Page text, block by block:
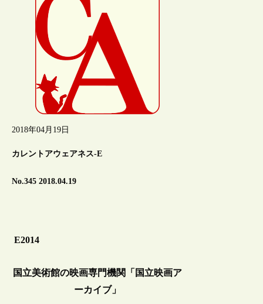
2018年04月19日
カレントアウェアネス-E
No.345 2018.04.19
E2014
国立美術館の映画専門機関「国立映画ア
ーカイブ」